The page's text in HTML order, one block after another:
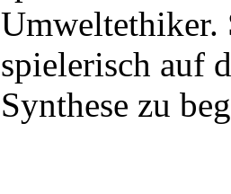
Umweltethiker.
spielerisch auf
Synthese zu